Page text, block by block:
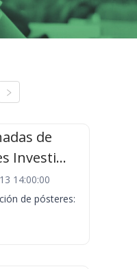
de
Investi...
14:00:00
de pósteres: